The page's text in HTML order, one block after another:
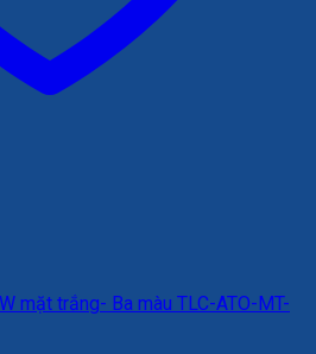
mặt trắng- Ba màu TLC-ATO-MT-